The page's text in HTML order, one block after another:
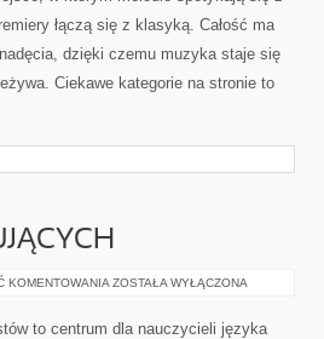
łączą się z klasyką. Całość ma
dzięki czemu muzyka staje się
Ciekawe kategorie na stronie to
KOMENTOWANIA ANGIELSKI
ZOSTAŁA WYŁĄCZONA
to centrum dla nauczycieli języka